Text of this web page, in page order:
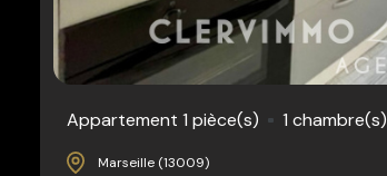
Appartement 1 pièce(s) 1 chambre(s)
Marseille (13009)